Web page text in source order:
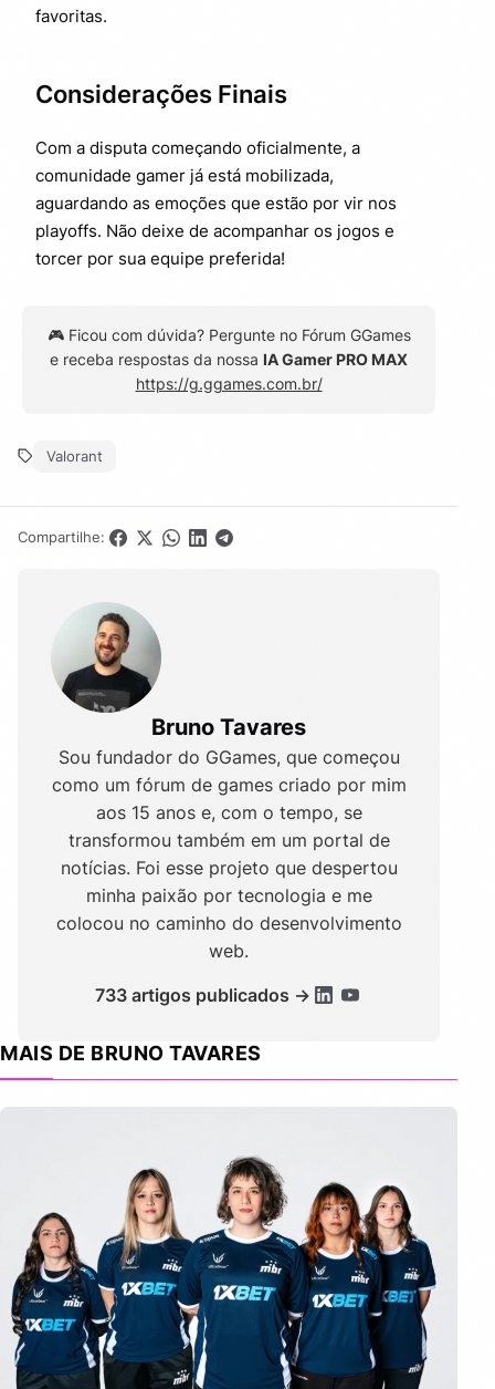
favoritas.
Considerações Finais
Com a disputa começando oficialmente, a
comunidade gamer já está mobilizada,
aguardando as emoções que estão por vir nos
playoffs. Não deixe de acompanhar os jogos e
torcer por sua equipe preferida!
🎮 Ficou com dúvida? Pergunte no Fórum GGames
e receba respostas da nossa IA Gamer PRO MAX
https://g.ggames.com.br/
Valorant
Compartilhe:
Bruno Tavares
Sou fundador do GGames, que começou
como um fórum de games criado por mim
aos 15 anos e, com o tempo, se
transformou também em um portal de
notícias. Foi esse projeto que despertou
minha paixão por tecnologia e me
colocou no caminho do desenvolvimento
web.
733 artigos publicados →
MAIS DE BRUNO TAVARES